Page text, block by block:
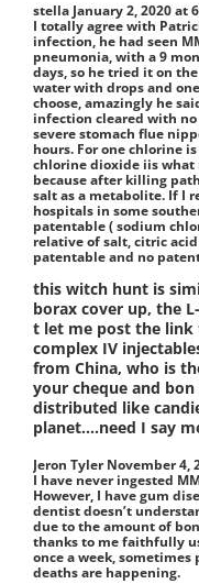
stella January 2, 2020 at
I totally agree with
infection, he had seen
pneumonia, with a 9
days, so he tried it on
water with drops and
choose, amazingly he
infection cleared with no
severe stomach flue
hours. For one chlorine
chlorine dioxide iis what
because after killing
salt as a metabolite. If I
hospitals in some
patentable ( sodium
relative of salt, citric
patentable and no
this witch hunt is
borax cover up, the
t let me post the link
complex IV
from China, who is
your cheque and
distributed like
planet….need I say
Jeron TylerNovember 4,
I have never ingested
However, I have gum
dentist doesn’t
due to the amount of
thanks to me faithfully
once a week,
deaths are happening.